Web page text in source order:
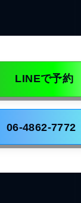
LINEで予約
06-4862-7772